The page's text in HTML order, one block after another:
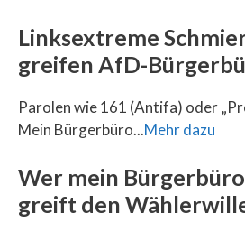
Linksextreme
greifen AfD-
Parolen wie 161 (Antifa) oder
Mein Bürgerbüro...Mehr dazu
Wer mein
greift den